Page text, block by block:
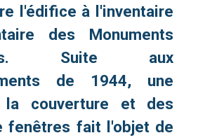
l'édifice à l'inventaire
des Monuments
Suite aux
de 1944, une
couverture et des
fenêtres fait l'objet de